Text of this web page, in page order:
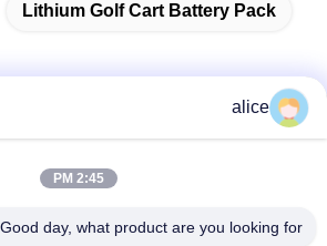
Lithium Golf Cart Battery Pack
طريق فويوان الخامس، حديقة صناعة
alice
2:45 PM
Good day, what product are you looking for?